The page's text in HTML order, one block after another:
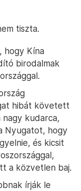
tiszta.
hogy Kína
birodalmak
hibát követett
nagy kudarca,
Nyugatot, hogy
és kicsit
a közvetlen baj.
írják le